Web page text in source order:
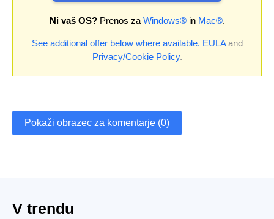
Ni vaš OS?Prenos za Windows®in Mac®.
See additional offer below where available. EULAand
Privacy/Cookie Policy.
Pokaži obrazec za komentarje (0)
V trendu